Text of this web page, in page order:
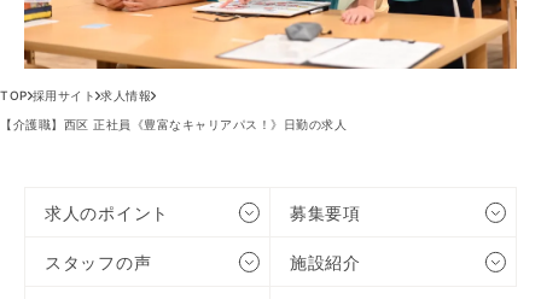
TOP 採用サイト 求人情報
【介護職】西区 正社員《豊富なキャリアパス！》日勤の求人
求人のポイント 募集要項
スタッフの声 施設紹介